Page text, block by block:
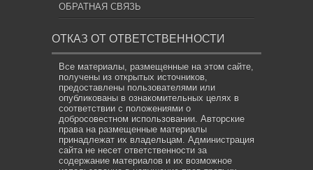
ОБРАТНАЯ СВЯЗЬ
ОТКАЗ ОТ ОТВЕТСТВЕННОСТИ
Все материалы, размещенные на этом сайте,
получены из открытых источников,
предоставлены пользователями или
опубликованы в ознакомительных целях в
соответствии с положениями о
добросовестном использовании. Авторские
права на размещенные материалы
принадлежат их владельцам. Администрация
сайта не несет ответственности за
содержание материалов и их возможное